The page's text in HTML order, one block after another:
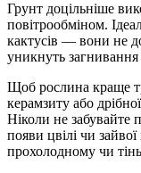
Грунт доцільніше
повітрообміном.
кактусів — вони не
уникнуть загнивання
Щоб рослина краще
керамзиту або
Ніколи не забувайте
появи цвілі чи
прохолодному чи